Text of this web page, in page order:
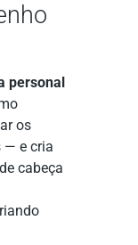
personal
os
— e cria
cabeça